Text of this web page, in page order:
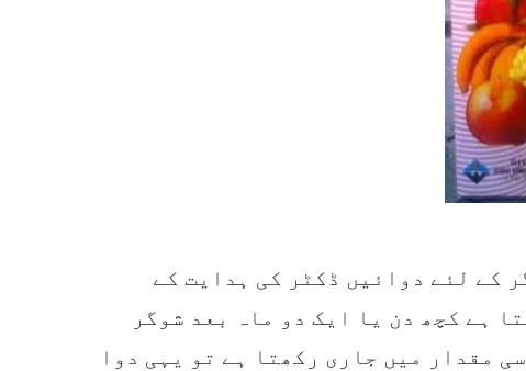
کے لئے دوائیں ڈکٹر کی ہدایت کے
ہے کچھ دن یا ایک دو ماہ بعد شوگر
مقدار میں جاری رکھتا ہے تو یہی دوا